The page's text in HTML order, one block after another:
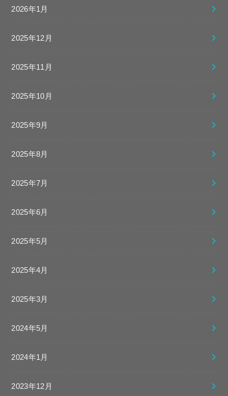
2026年1月
2025年12月
2025年11月
2025年10月
2025年9月
2025年8月
2025年7月
2025年6月
2025年5月
2025年4月
2025年3月
2024年5月
2024年1月
2023年12月